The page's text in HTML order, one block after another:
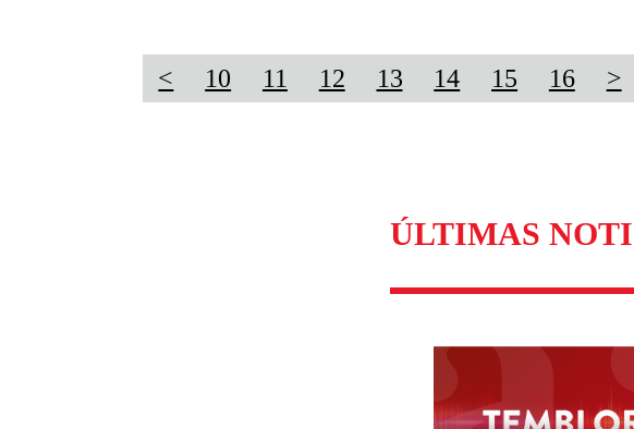
< 10 11 12 13 14 15 16 >
ÚLTIMAS